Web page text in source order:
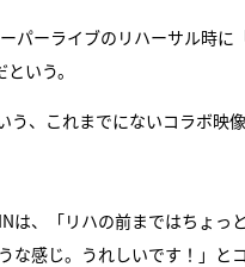
パーライブのリハーサル時
いう。
、これまでにないコラボ映
は、「リハの前まではちょ
な感じ。うれしいです！」